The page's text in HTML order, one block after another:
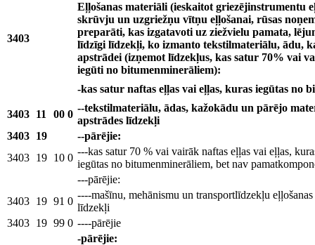
3403
Eļļošanas materiāli (ieskaitot griezējinstrumentu
skrūvju un uzgriežņu vītņu eļļošanai, rūsas
preparāti, kas izgatavoti uz ziežvielu pamata,
līdzīgi līdzekļi, ko izmanto tekstilmateriālu, ādu,
apstrādei (izņemot līdzekļus, kas satur 70% vai
iegūti no bitumenminerāliem):
-kas satur naftas eļļas vai eļļas, kuras iegūtas no
3403 11 00 0
--tekstilmateriālu, ādas, kažokādu un pārējo
apstrādes līdzekļi
3403 19
--pārējie:
3403 19 10 0
---kas satur 70 % vai vairāk naftas eļļas vai eļļas,
iegūtas no bitumenminerāliem, bet nav
---pārējie:
3403 19 91 0
----mašīnu, mehānismu un transportlīdzekļu eļļošanas
līdzekļi
3403 19 99 0 ----pārējie
-pārējie: